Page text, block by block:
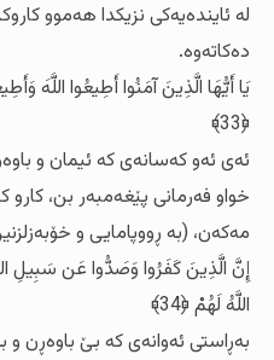
له‌ ئاینده‌یه‌کی نزیکدا هه‌موو
ده‌کاته‌وه‌.
يَا أَيُّهَا الَّذِينَ آمَنُوا أَطِيعُوا اللَّهَ
﴿33﴾
ئه‌ی ئه‌و که‌سانه‌ی که‌ ئیمان و
خواو فه‌رمانی پێغه‌مبه‌ر بن،
مه‌که‌ن، (به‌ ڕووپامایی و
إِنَّ الَّذِينَ كَفَرُوا وَصَدُّوا عَن سَبِيلِ
اللَّهُ لَهُمْ ﴿34﴾
به‌ڕاستی ئه‌وانه‌ی که‌ بێ